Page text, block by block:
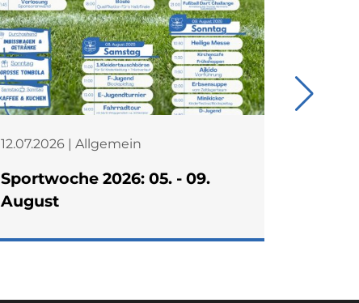
12.07.2026 | Allgemein
Sportwoche 2026: 05. - 09.
August